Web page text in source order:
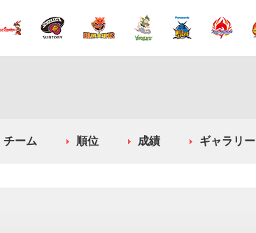
チーム 順位 成績 ギャラリー